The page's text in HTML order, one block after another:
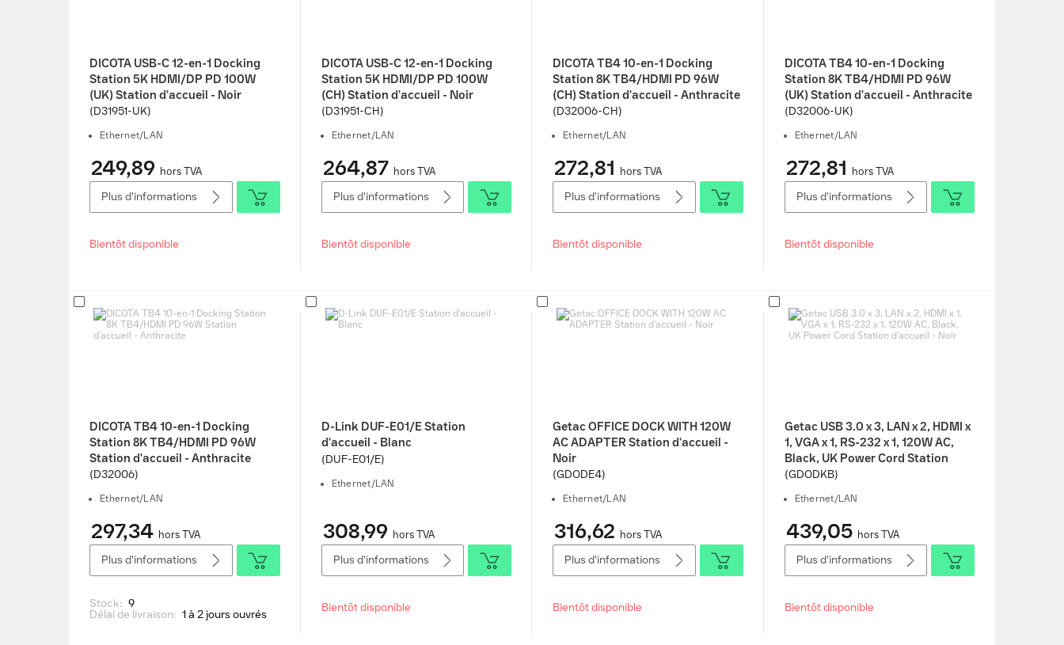
DICOTA USB-C 12-en-1 Docking
Station 5K HDMI/DP PD 100W
(UK) Station d'accueil - Noir
(D31951-UK)
Ethernet/LAN
249,89 hors TVA
Plus d'informations
Bientôt disponible
DICOTA USB-C 12-en-1 Docking
Station 5K HDMI/DP PD 100W
(CH) Station d'accueil - Noir
(D31951-CH)
Ethernet/LAN
264,87 hors TVA
Plus d'informations
Bientôt disponible
DICOTA TB4 10-en-1 Docking
Station 8K TB4/HDMI PD 96W
(CH) Station d'accueil - Anthracite
(D32006-CH)
Ethernet/LAN
272,81 hors TVA
Plus d'informations
Bientôt disponible
DICOTA TB4 10-en-1 Docking
Station 8K TB4/HDMI PD 96W
(UK) Station d'accueil - Anthracite
(D32006-UK)
Ethernet/LAN
272,81 hors TVA
Plus d'informations
Bientôt disponible
DICOTA TB4 10-en-1 Docking
Station 8K TB4/HDMI PD 96W
Station d'accueil - Anthracite
(D32006)
Ethernet/LAN
297,34 hors TVA
Plus d'informations
Stock: 9
Délai de livraison: 1 à 2 jours ouvrés
D-Link DUF-E01/E Station
d'accueil - Blanc
(DUF-E01/E)
Ethernet/LAN
308,99 hors TVA
Plus d'informations
Bientôt disponible
Getac OFFICE DOCK WITH 120W
AC ADAPTER Station d'accueil -
Noir
(GDODE4)
Ethernet/LAN
316,62 hors TVA
Plus d'informations
Bientôt disponible
Getac USB 3.0 x 3, LAN x 2, HDMI x
1, VGA x 1, RS-232 x 1, 120W AC,
Black, UK Power Cord Station
d'accueil - Noir
(GDODKB)
Ethernet/LAN
439,05 hors TVA
Plus d'informations
Bientôt disponible